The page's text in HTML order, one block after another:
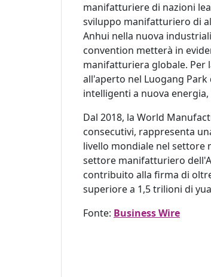
manifatturiere di nazioni
sviluppo manifatturiero di
Anhui nella nuova
convention metterà in
manifatturiera globale. Per
all'aperto nel Luogang
intelligenti a nuova
Dal 2018, la World
consecutivi, rappresenta
livello mondiale nel
settore manifatturiero
contribuito alla firma di
superiore a 1,5 trilioni di
Fonte: Business Wire